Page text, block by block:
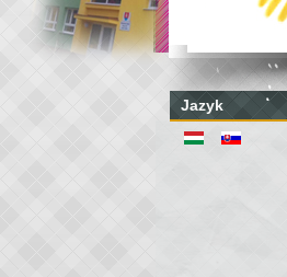
Jazyk